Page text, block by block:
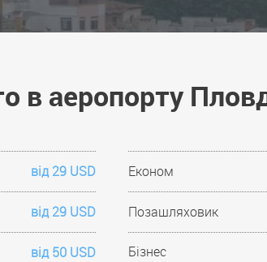
в аеропорту
від 29 USD Економ
від 29 USD Позашляховик
від 50 USD Бізнес